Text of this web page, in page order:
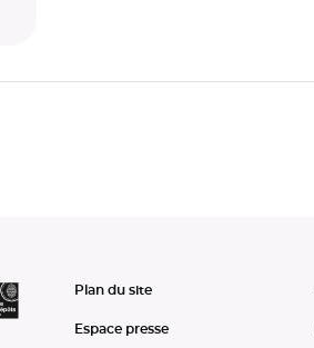
Plan du site
Espace presse